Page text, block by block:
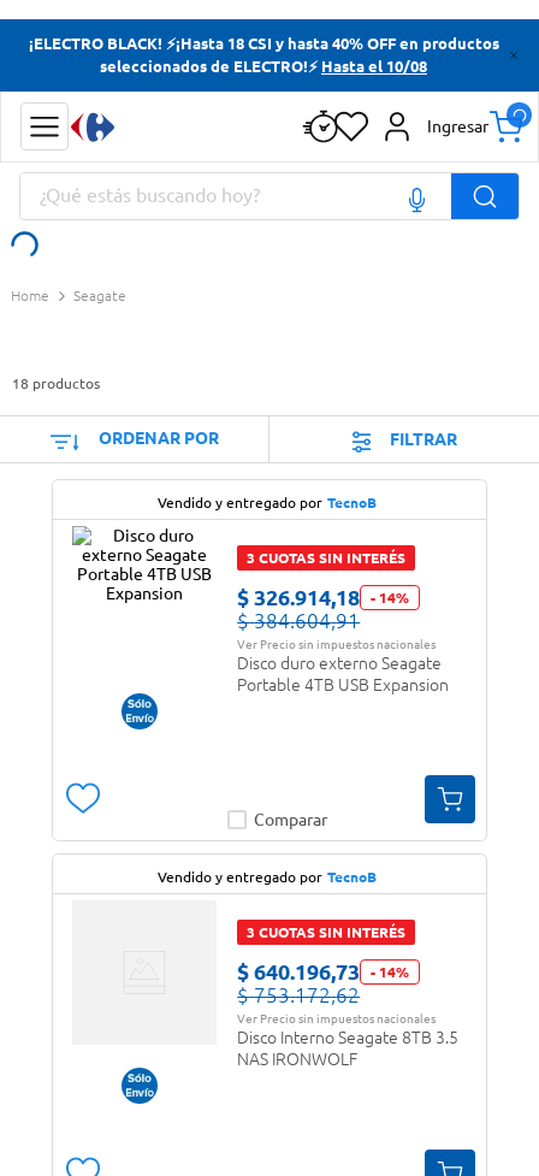
¡ELECTRO BLACK! ⚡¡Hasta 18 CSI y hasta 40% OFF en productos
seleccionados de ELECTRO!⚡ Hasta el 10/08
Ingresar
¿Qué estás buscando hoy?
Seagate
18 productos
ORDENAR POR FILTRAR
Vendido y entregado por TecnoB
3 CUOTAS SIN INTERÉS
$ 326.914,18 - 14%
$ 384.604,91
Ver Precio sin impuestos nacionales
Disco duro externo Seagate
Portable 4TB USB Expansion
Comparar
Vendido y entregado por TecnoB
3 CUOTAS SIN INTERÉS
$ 640.196,73 - 14%
$ 753.172,62
Ver Precio sin impuestos nacionales
Disco Interno Seagate 8TB 3.5
NAS IRONWOLF
Términos más buscados
Yerba
Papas Fritas
Términos más buscados
Cerveza
Papas Fritas
Doves